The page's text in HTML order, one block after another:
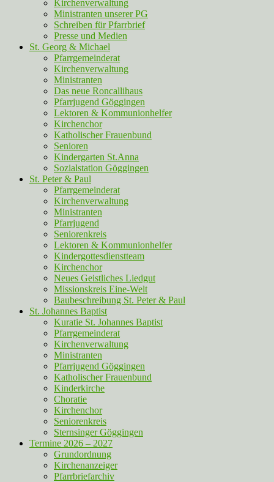
Kirchenverwaltung
Ministranten unserer PG
Schreiben für Pfarrbrief
Presse und Medien
St. Georg & Michael
Pfarrgemeinderat
Kirchenverwaltung
Ministranten
Das neue Roncallihaus
Pfarrjugend Göggingen
Lektoren & Kommunionhelfer
Kirchenchor
Katholischer Frauenbund
Senioren
Kindergarten St.Anna
Sozialstation Göggingen
St. Peter & Paul
Pfarrgemeinderat
Kirchenverwaltung
Ministranten
Pfarrjugend
Seniorenkreis
Lektoren & Kommunionhelfer
Kindergottesdienstteam
Kirchenchor
Neues Geistliches Liedgut
Missionskreis Eine-Welt
Baubeschreibung St. Peter & Paul
St. Johannes Baptist
Kuratie St. Johannes Baptist
Pfarrgemeinderat
Kirchenverwaltung
Ministranten
Pfarrjugend Göggingen
Katholischer Frauenbund
Kinderkirche
Choratie
Kirchenchor
Seniorenkreis
Sternsinger Göggingen
Termine 2026 – 2027
Grundordnung
Kirchenanzeiger
Pfarrbriefarchiv